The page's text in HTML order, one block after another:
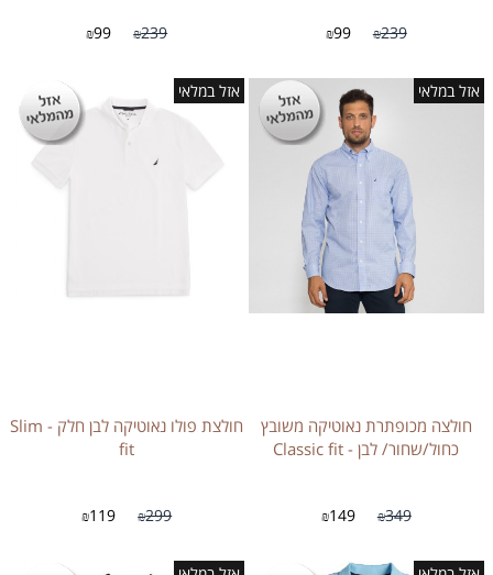
₪239
₪99
₪239
₪99
אזל במלאי
חולצה מכופתרת נאוטיקה משובץ
כחול/שחור/ לבן - Classic fit
₪349
₪149
אזל במלאי
חולצת פולו נאוטיקה לבן חלק - Slim
fit
₪299
₪119